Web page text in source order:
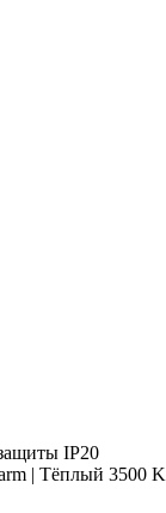
IP20
| Тёплый 3500 K